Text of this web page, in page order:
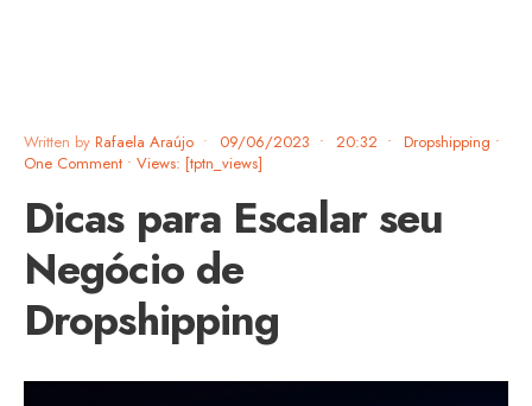
Written by Rafaela Araújo • 09/06/2023 • 20:32 • Dropshipping •
One Comment • Views: [tptn_views]
Dicas para Escalar seu
Negócio de
Dropshipping